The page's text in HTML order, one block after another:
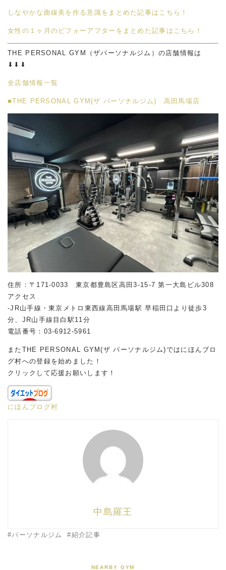
しなやかな曲線美を作る意識をまとめた記事はこちら！
女性の１ヶ月のビフォーアフターをまとめた記事はこちら！
THE PERSONAL GYM（ザパーソナルジム）の店舗情報は
⬇︎⬇︎⬇︎
全店舗情報一覧
■THE PERSONAL GYM(ザ パーソナルジム) 高田馬場店
住所：〒171-0033 東京都豊島区高田3-15-7 第一大島ビル308
アクセス
-JR山手線・東京メトロ東西線高田馬場駅 早稲田口より徒歩3
分、JR山手線目白駅11分
電話番号：03-6912-5961
またTHE PERSONAL GYM(ザ パーソナルジム)ではにほんブロ
グ村への登録を始めました！
クリックして応援お願いします！
にほんブログ村
中島羅王
パーソナルジム 紹介記事
NEARBY GYM